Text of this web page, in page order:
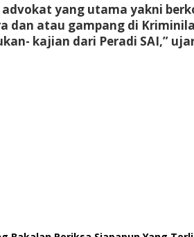
yang utama yakni
dan atau gampang di
kajian dari Peradi SAI,”